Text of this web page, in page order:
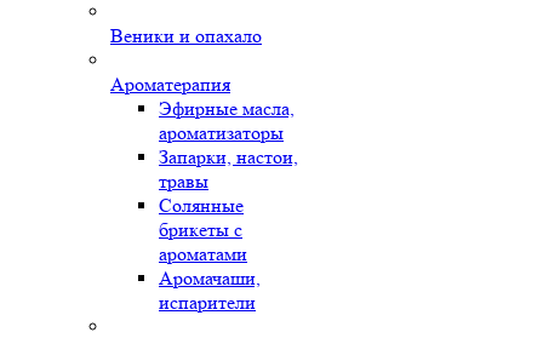
Веники и опахало
Ароматерапия
Эфирные масла,
ароматизаторы
Запарки, настои,
травы
Солянные
брикеты с
ароматами
Аромачаши,
испарители